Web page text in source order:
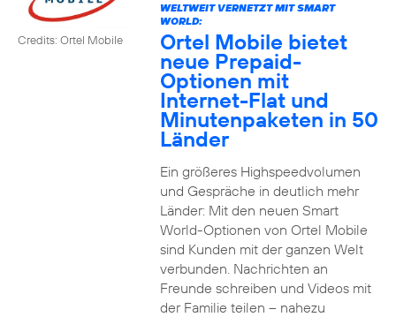
Credits: Ortel Mobile
WELTWEIT VERNETZT MIT SMART
WORLD:
Ortel Mobile bietet
neue Prepaid-
Optionen mit
Internet-Flat und
Minutenpaketen in 50
Länder
Ein größeres Highspeedvolumen
und Gespräche in deutlich mehr
Länder: Mit den neuen Smart
World-Optionen von Ortel Mobile
sind Kunden mit der ganzen Welt
verbunden. Nachrichten an
Freunde schreiben und Videos mit
der Familie teilen – nahezu